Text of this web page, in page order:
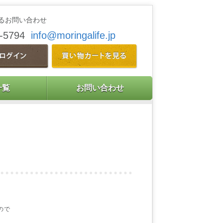
お問い合わせ
5794 info@moringalife.jp
覧 お問い合わせ
で